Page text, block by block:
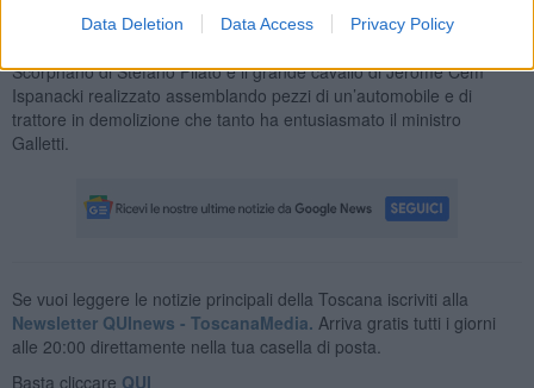
Data Deletion Data Access Privacy Policy
Fabrizio Giorgi (la scimmia e il Cane), le opere di Paolo Lo Giudice
Scorphano di Stefano Pilato e il grande cavallo di Jeromè Cem
Ispanacki realizzato assemblando pezzi di un’automobile e di
trattore in demolizione che tanto ha entusiasmato il ministro
Galletti.
Se vuoi leggere le notizie principali della Toscana iscriviti alla
Newsletter QUInews - ToscanaMedia. Arriva gratis tutti i giorni
alle 20:00 direttamente nella tua casella di posta.
Basta cliccare QUI